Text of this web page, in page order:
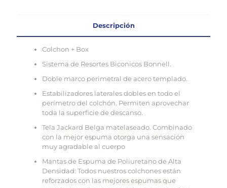
Descripción
Colchon + Box
Sistema de Resortes Biconicos Bonnell.
Doble marco perimetral de acero templado.
Estabilizadores laterales dobles en todo el
perímetro del colchón. Permiten aprovechar
toda la superficie de descanso.
Tela Jackard Belga matelaseado. Combinado
con la mejor espuma otorga una sensación
muy agradable al cuerpo
Mantas de Espuma de Poliuretano de Alta
Densidad: Todos nuestros colchones están
reforzados con las mejores espumas que